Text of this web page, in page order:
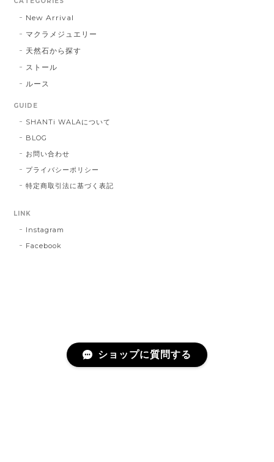
New Arrival
マクラメジュエリー
天然石から探す
ストール
ルース
GUIDE
SHANTi WALAについて
BLOG
お問い合わせ
プライバシーポリシー
特定商取引法に基づく表記
LINK
Instagram
Facebook
ショップに質問する